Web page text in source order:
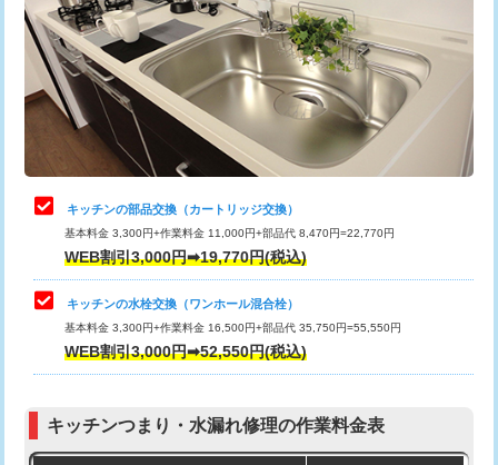
給水管工事※（支持金具設置) 5,500円
給水管工事※（保温材使用（バンド止
め込み）)
5,500円
給水管工事※（土の掘削・埋め戻し作
11,000円
給水管工事※（塩ビ管（VP・HI）使
用/3ｍまで)
給水管工事※（塩ビ管（VP・HI）使
用（追加）/3ｍ超え)
給水管工事※（ライニング鋼管・銅
管・ポリ管・HT管使用/3ｍまで)
44,000円
管・ポリ管・HT管使用/3ｍ超え)
カメラ調査 33,000円
桝清掃 8,800円
止水・漏水調査・防水処理・清掃・修
理・調整・分解・加工など（軽作業）
11,000円
止水・漏水調査・防水処理・清掃・修
理・調整・分解・加工など（中作業）
22,000円
止水・漏水調査・防水処理・清掃・修
理・調整・分解・加工など（重作業）
33,000円
お風呂タンク脱着
その他部品の脱着
キッチンの部品交換（カートリッジ交換）
基本料金 3,300円+作業料金 11,000円+部品代 8,470円=22,770円
WEB割引3,000円➡19,770円(税込)
キッチンの水栓交換（ワンホール混合栓）
基本料金 3,300円+作業料金 16,500円+部品代 35,750円=55,550円
WEB割引3,000円➡52,550円(税込)
キッチンつまり・水漏れ修理の作業料金表